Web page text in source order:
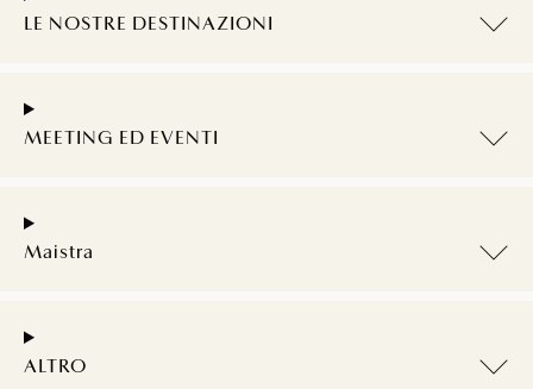
LE NOSTRE DESTINAZIONI
MEETING ED EVENTI
Maistra
ALTRO